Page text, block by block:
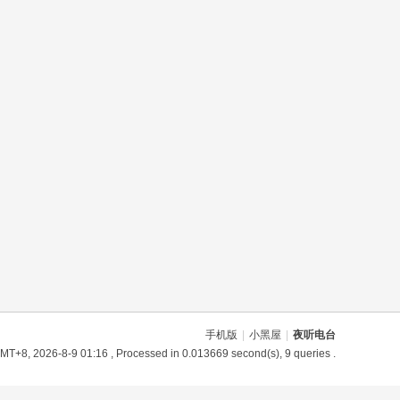
手机版 小黑屋
夜听电台
2026-8-9 01:16 , Processed in 0.013669 second(s), 9 queries .